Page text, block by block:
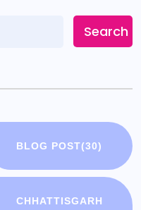
Search
BLOG POST(30)
CHHATTISGARH